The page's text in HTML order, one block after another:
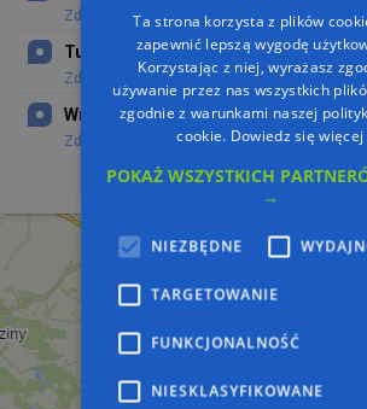
Zdjęcia ● 98-275 Tumidaj.
Tumidaj (powiat sieradzki)-zajazd
Zdjęcia ● 98-275 Tumidaj.
Wrzaca (pow sieradzki)-dworek
Zdjęcia ● Gruszczyce, 98-235 Gruszczyce.
Ta strona korzysta z plików
zapewnić lepszą wygodę
Korzystając z niej, wyrażasz
używanie przez nas wszystkich
zgodnie z warunkami naszej
cookie. Dowiedz się więcej
POKAŻ WSZYSTKICH
→
NIEZBĘDNE
TARGETOWANIE
FUNKCJONALNOŚĆ
NIESKLASYFIKOWANE